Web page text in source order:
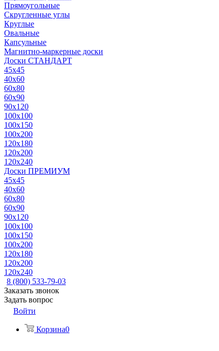
Прямоугольные
Скругленные углы
Круглые
Овальные
Капсульные
Магнитно-маркерные доски
Доски СТАНДАРТ
45x45
40x60
60x80
60x90
90x120
100x100
100x150
100x200
120x180
120x200
120x240
Доски ПРЕМИУМ
45x45
40x60
60x80
60x90
90x120
100x100
100x150
100x200
120x180
120x200
120x240
8 (800) 533-79-03
Заказать звонок
Задать вопрос
Войти
Корзина0